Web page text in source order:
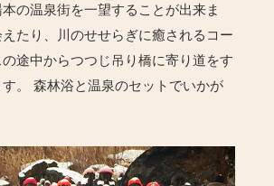
の温泉街を一望することが出来ま
たり、川のせせらぎに癒されるコー
途中からつつじ吊り橋に寄り道をす
。 森林浴と温泉のセットでいかが